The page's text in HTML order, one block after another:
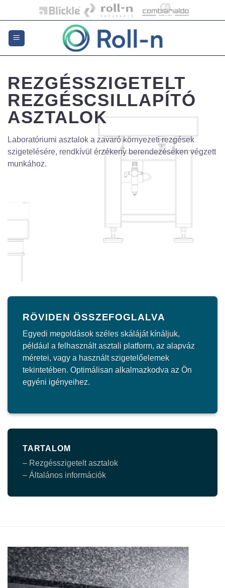
to
content
REZGÉSSZIGETELT
REZGÉSCSILLAPÍTÓ
ASZTALOK
Laboratóriumi asztalok a zavaró környezeti rezgések
szigetelésére, rendkívül érzékeny berendezéseken végzett
munkához.
RÖVIDEN ÖSSZEFOGLALVA
Egyedi megoldások széles skáláját kínáljuk,
például a felhasznált asztali platform, az alapváz
méretei, vagy a használt szigetelőelemek
tekintetében. Optimálisan alkalmazkodva az Ön
egyéni igényeihez.
TARTALOM
– Rezgésszigetelt asztalok
– Általános információk